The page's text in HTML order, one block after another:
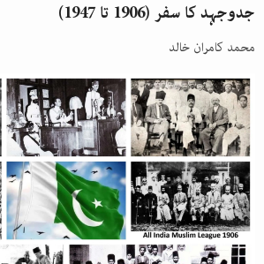
جدوجہد کا سفر (1906 تا 1947)
محمد کامران خالد